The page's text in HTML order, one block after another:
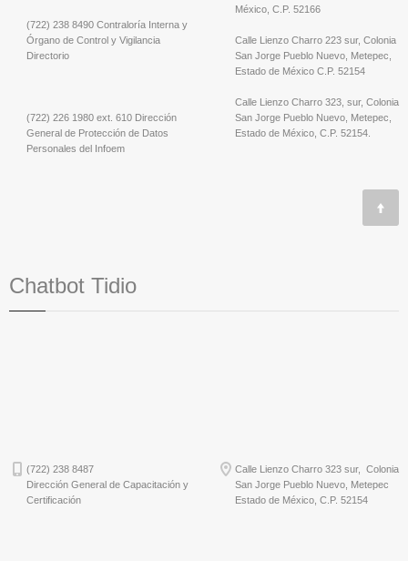
(722) 238 8490 Contraloría Interna y
Órgano de Control y Vigilancia
Directorio
(722) 226 1980 ext. 610 Dirección
General de Protección de Datos
Personales del Infoem
México, C.P. 52166
Calle Lienzo Charro 223 sur, Colonia
San Jorge Pueblo Nuevo, Metepec,
Estado de México C.P. 52154
Calle Lienzo Charro 323, sur, Colonia
San Jorge Pueblo Nuevo, Metepec,
Estado de México, C.P. 52154.
Chatbot Tidio
(722) 238 8487
Dirección General de Capacitación y
Certificación
Calle Lienzo Charro 323 sur, Colonia
San Jorge Pueblo Nuevo, Metepec
Estado de México, C.P. 52154